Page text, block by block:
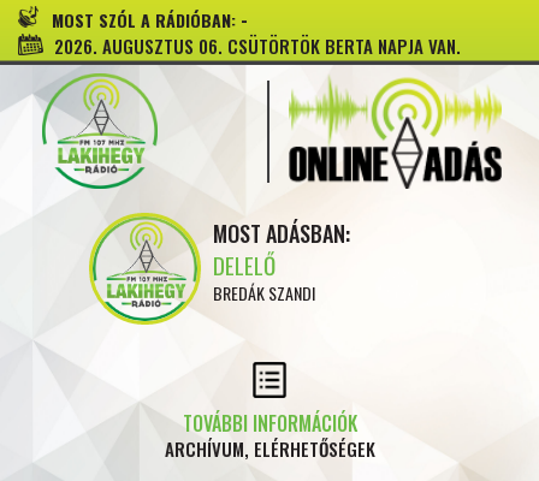
MOST SZÓL A RÁDIÓBAN: -
2026. AUGUSZTUS 06. CSÜTÖRTÖK BERTA NAPJA VAN.
MOST ADÁSBAN:
DELELŐ
BREDÁK SZANDI
TOVÁBBI INFORMÁCIÓK
ARCHÍVUM, ELÉRHETŐSÉGEK